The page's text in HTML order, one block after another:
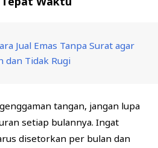
Jual Emas Tanpa Surat agar
dan Tidak Rugi
tangan, jangan lupa
setiap bulannya. Ingat
disetorkan per bulan dan